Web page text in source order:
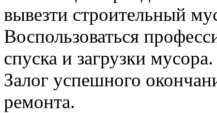
вывезти строительный
Воспользоваться
спуска и загрузки мусора.
Залог успешного
ремонта.